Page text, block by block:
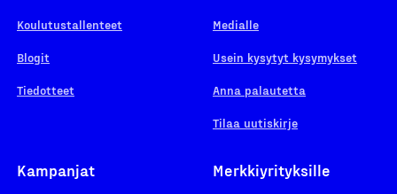
Koulutustallenteet
Blogit
Tiedotteet
Medialle
Usein kysytyt kysymykset
Anna palautetta
Tilaa uutiskirje
Kampanjat Merkkiyrityksille